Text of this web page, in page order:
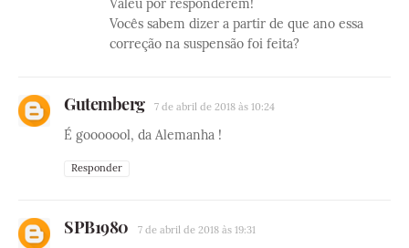
Valeu por responderem!
Vocês sabem dizer a partir de que ano essa
correção na suspensão foi feita?
Gutemberg 7 de abril de 2018 às 10:24
É gooooool, da Alemanha !
Responder
SPB1980 7 de abril de 2018 às 19:31